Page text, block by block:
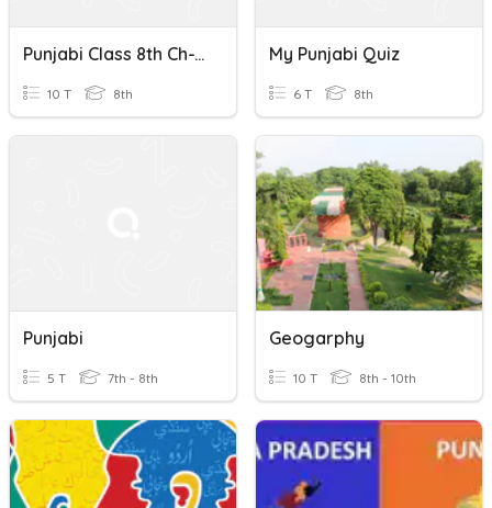
Punjabi Class 8th Ch-12
10 T 8th
My Punjabi Quiz
6 T 8th
Punjabi
5 T 7th - 8th
Geogarphy
10 T 8th - 10th